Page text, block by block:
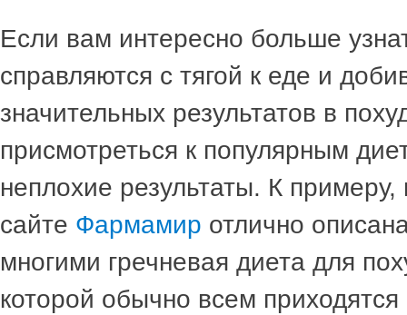
Если вам интересно больше
справляются с тягой к еде и
значительных результатов в
присмотреться к популярным
неплохие результаты. К примеру,
сайте Фармамир отлично
многими гречневая диета для
которой обычно всем приходятся